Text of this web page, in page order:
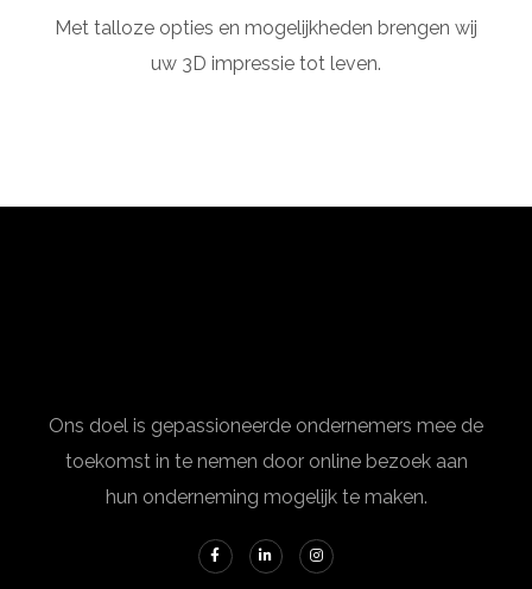
Met talloze opties en mogelijkheden brengen wij
uw 3D impressie tot leven.
Ons doel is gepassioneerde ondernemers mee de
toekomst in te nemen door online bezoek aan
hun onderneming mogelijk te maken.